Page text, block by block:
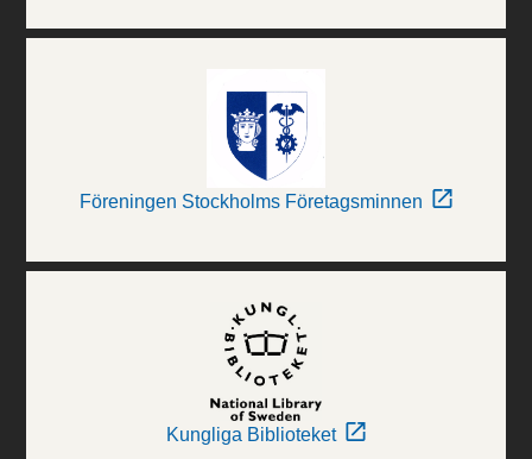
Föreningen Stockholms Företagsminnen
Kungliga Biblioteket